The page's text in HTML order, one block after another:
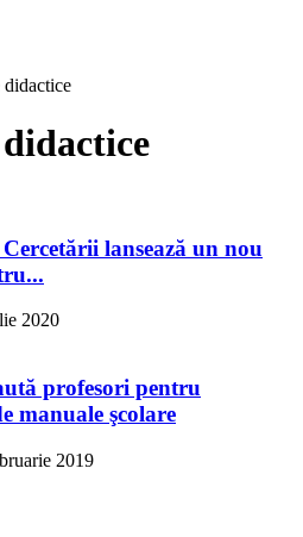
didactice
lansează un nou
2020
profesori pentru
manuale şcolare
2019